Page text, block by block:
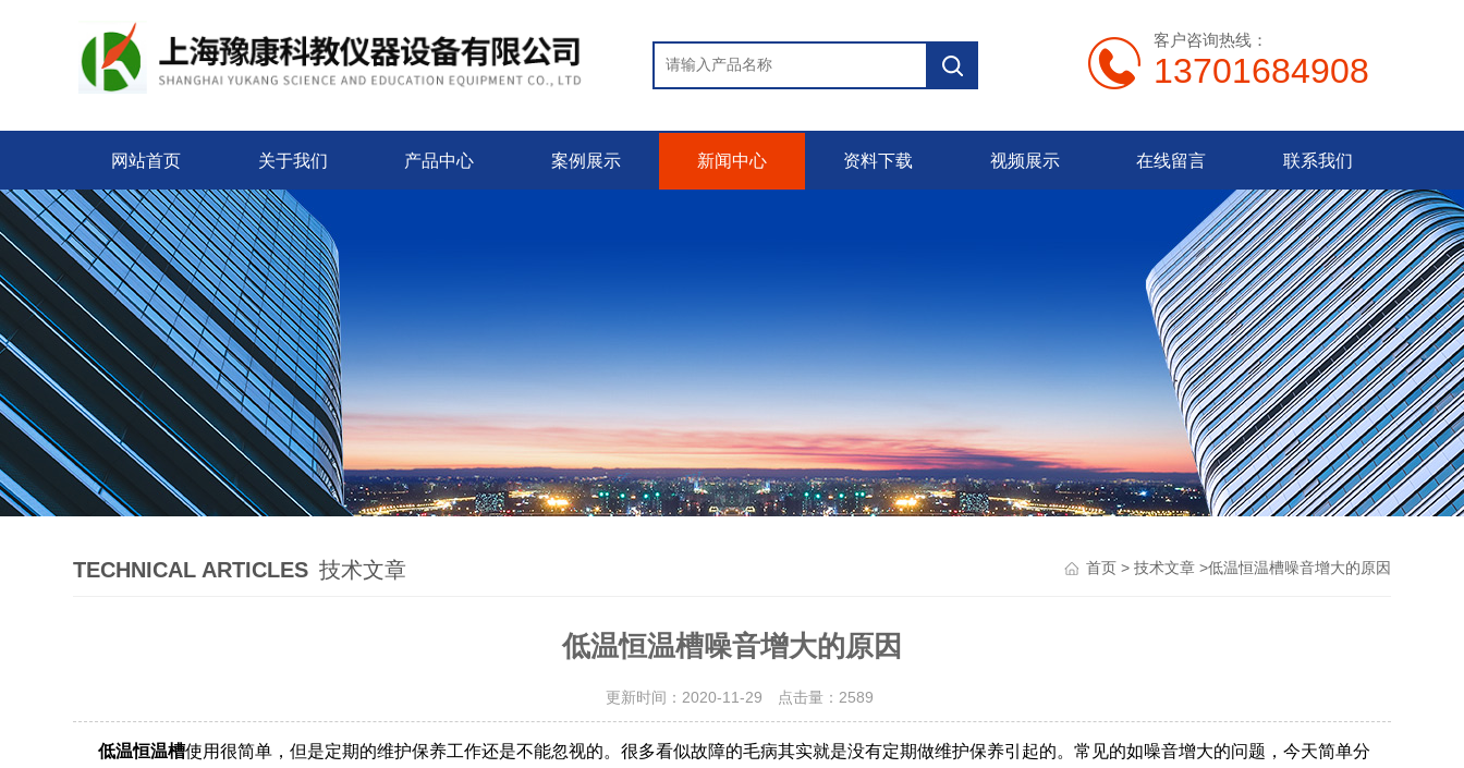
客户咨询热线：
13701684908
网站首页 关于我们 产品中心 案例展示 新闻中心 资料下载 视频展示 在线留言 联系我们
TECHNICAL ARTICLES 技术文章 首页> 技术文章>低温恒温槽噪音增大的原因
低温恒温槽噪音增大的原因
更新时间：2020-11-29 点击量： 2589
低温恒温槽使用很简单，但是定期的维护保养工作还是不能忽视的。很多看似故障的毛病其实就是没有定期做维护保养引起的。常见的如噪音增大的问题，今天简单分